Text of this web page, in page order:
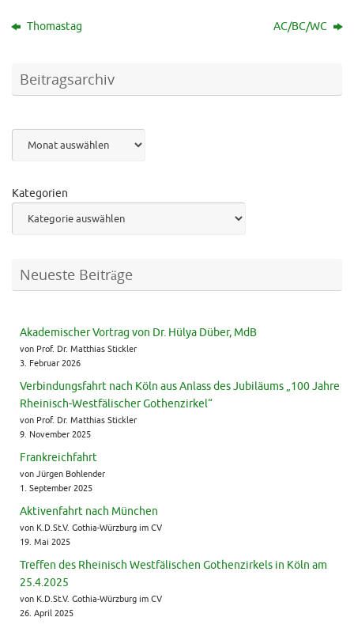
Thomastag AC/BC/WC
Beitragsarchiv
Kategorien
Neueste Beiträge
Akademischer Vortrag von Dr. Hülya Düber, MdB
von Prof. Dr. Matthias Stickler
3. Februar 2026
Verbindungsfahrt nach Köln aus Anlass des Jubiläums „100 Jahre
Rheinisch-Westfälischer Gothenzirkel“
von Prof. Dr. Matthias Stickler
9. November 2025
Frankreichfahrt
von Jürgen Bohlender
1. September 2025
Aktivenfahrt nach München
von K.D.St.V. Gothia-Würzburg im CV
19. Mai 2025
Treffen des Rheinisch Westfälischen Gothenzirkels in Köln am
25.4.2025
von K.D.St.V. Gothia-Würzburg im CV
26. April 2025